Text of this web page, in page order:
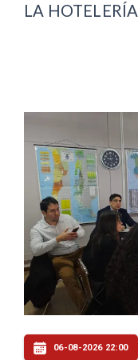
LA HOTELERÍA
06-08-2026 22:00